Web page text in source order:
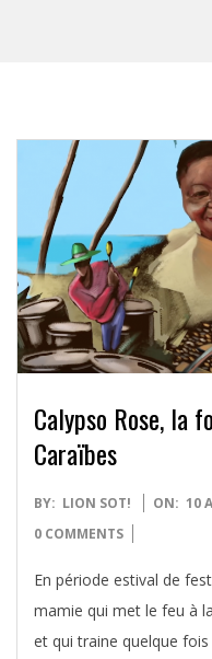
Calypso Rose, la
Caraïbes
2016-
08-
BY: LION SOT! ON: 10
0 COMMENTS
En période estival de
mamie qui met le feu à
et qui traine quelque fois